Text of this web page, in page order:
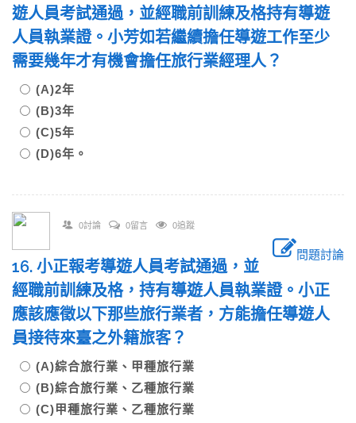
遊人員考試通過，並經職前訓練及格持有導遊
人員執業證。小芳如若繼續擔任導遊工作至少
需要幾年才有機會擔任旅行業經理人？
(A)2年
(B)3年
(C)5年
(D)6年。
0討論 0留言 0追蹤
問題討論
16. 小正報考導遊人員考試通過，並
經職前訓練及格，持有導遊人員執業證。小正
應該應徵以下那些旅行業者，方能擔任導遊人
員接待來臺之外籍旅客？
(A)綜合旅行業、甲種旅行業
(B)綜合旅行業、乙種旅行業
(C)甲種旅行業、乙種旅行業